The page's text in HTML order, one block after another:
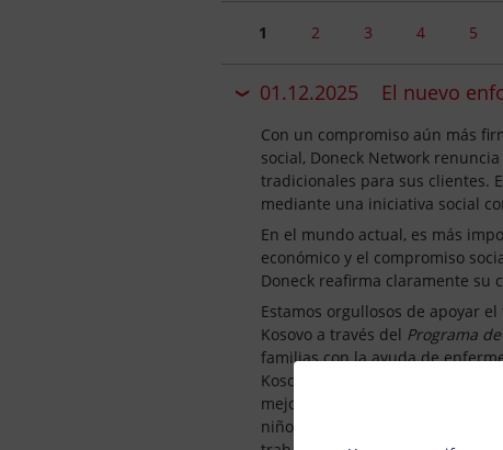
1 2 3 4 5
01.12.2025 El nuevo
Con un compromiso aún más
social, Doneck Network
tradicionales para sus clientes.
mediante una iniciativa social
En el mundo actual, es más
económico y el compromiso
Doneck reafirma claramente su
Estamos orgullosos de apoyar
Kosovo a través del Programa
familias con la ayuda de
Kosovo, UNICEF trabaja
mejorar los servicios de
niños menores de tres años.